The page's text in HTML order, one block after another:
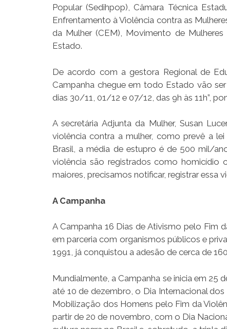
Popular (Sedihpop), Câmara Técnica
Enfrentamento à Violência contra as
da Mulher (CEM), Movimento de
Estado.
De acordo com a gestora Regional de
Campanha chegue em todo Estado vão
dias 30/11, 01/12 e 07/12, das 9h às 11h”,
A secretária Adjunta da Mulher, Susan
violência contra a mulher, como prevê a
Brasil, a média de estupro é de 500 mil/
violência são registrados como homicídio
maiores, precisamos notificar, registrar essa
A Campanha
A Campanha 16 Dias de Ativismo pelo Fim
em parceria com organismos públicos e
1991, já conquistou a adesão de cerca de
Mundialmente, a Campanha se inicia em 25
até 10 de dezembro, o Dia Internacional
Mobilização dos Homens pelo Fim da
partir de 20 de novembro, com o Dia